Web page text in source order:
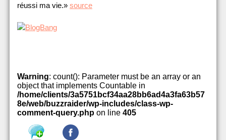
réussi ma vie.» source
Warning: count(): Parameter must be an array or an
object that implements Countable in
/home/clients/3a5751bcf34aa28bb6ad4a3fa63b57
8e/web/buzzraider/wp-includes/class-wp-
comment-query.php on line 405